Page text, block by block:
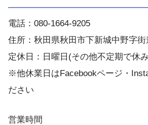
電話：080-1664-9205
住所：秋田県秋田市下新城中野字
定休日：日曜日(その他不定期で休
※他休業日はFacebookページ・
ださい
営業時間